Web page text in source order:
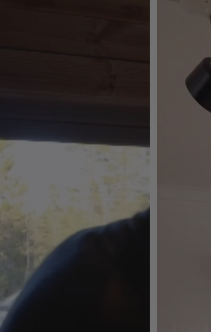
3,3 mm
EasyTiles Pro
Subway
Brun, kobber og jordtoner
Varm
Matt og metallisk